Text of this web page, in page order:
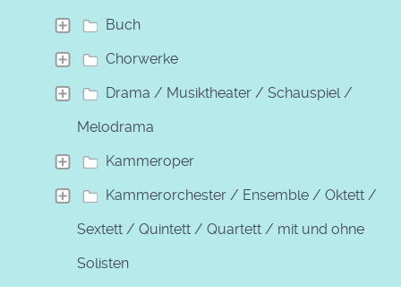
Buch
Chorwerke
Drama / Musiktheater / Schauspiel /
Melodrama
Kammeroper
Kammerorchester / Ensemble / Oktett /
Sextett / Quintett / Quartett / mit und ohne
Solisten